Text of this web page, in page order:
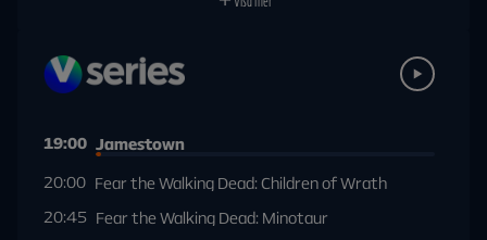
19:00 Jamestown
20:00 Fear the Walking Dead: Children of Wrath
20:45 Fear the Walking Dead: Minotaur